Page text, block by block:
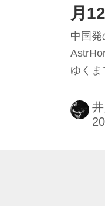
月
中国発
ゆくま
か手に
ズを